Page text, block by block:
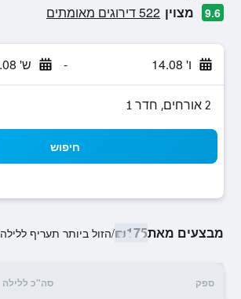
9.6 מצוין 522 דירוגים מאומתים
ו' 14.08 - ש' 15.08
2 אורחים, חדר 1
חיפוש
מבצעים מאת₪175
/הזול ביותר תעריף ללילה
ספק סה"כ ללילה